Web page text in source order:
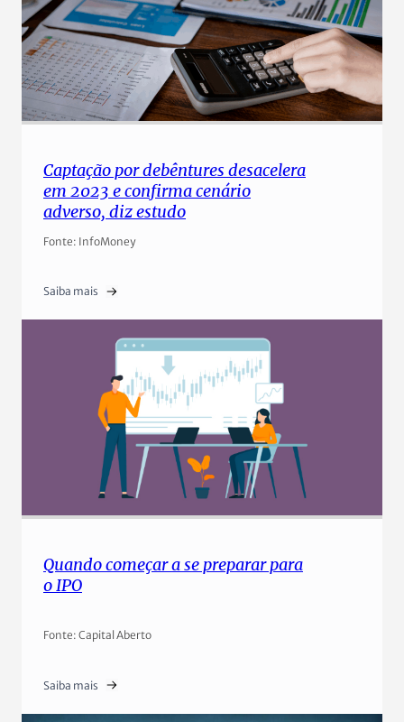
Captação por debêntures desacelera
em 2023 e confirma cenário
adverso, diz estudo
Fonte: InfoMoney
Saiba mais
Quando começar a se preparar para
o IPO
Fonte: Capital Aberto
Saiba mais